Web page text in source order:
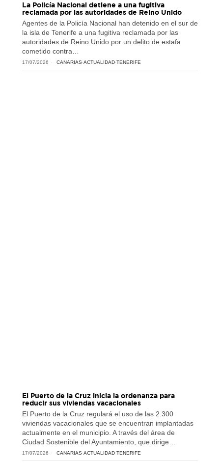
La Policía Nacional detiene a una fugitiva
reclamada por las autoridades de Reino Unido
Agentes de la Policía Nacional han detenido en el sur de
la isla de Tenerife a una fugitiva reclamada por las
autoridades de Reino Unido por un delito de estafa
cometido contra…
17/07/2026 CANARIAS·ACTUALIDAD·TENERIFE
El Puerto de la Cruz inicia la ordenanza para
reducir sus viviendas vacacionales
El Puerto de la Cruz regulará el uso de las 2.300
viviendas vacacionales que se encuentran implantadas
actualmente en el municipio. A través del área de
Ciudad Sostenible del Ayuntamiento, que dirige…
17/07/2026 CANARIAS·ACTUALIDAD·TENERIFE